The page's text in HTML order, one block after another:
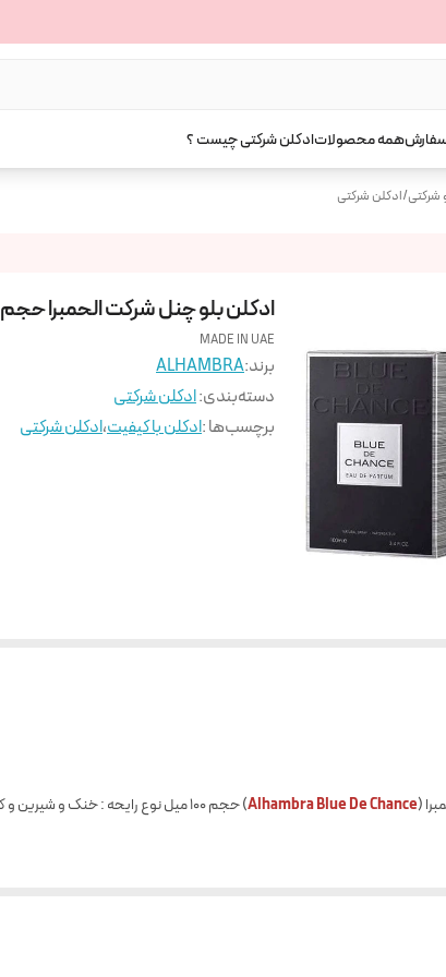
همه محصولاتادکلن شرکتی چیست ؟
شرکتی/ادکلن شرکتی
ادکلن بلو چنل شرکت الحمبرا حجم 100 میل | BLUE DE CHANCE
MADE IN UAE
برند:ALHAMBRA
دسته‌بندی:ادکلن شرکتی
برچسب‌ها :ادکلن با کیفیت،ادکلن شرکتی
(
Alhambra Blue De Chance) حجم 100 میل نوع رایحه : خنک و شیرین و کمی تلخ . این محصول نمونه شرکتی ادکلن بلو شنل اورجینال BLEU DE CHANEL می باشد.